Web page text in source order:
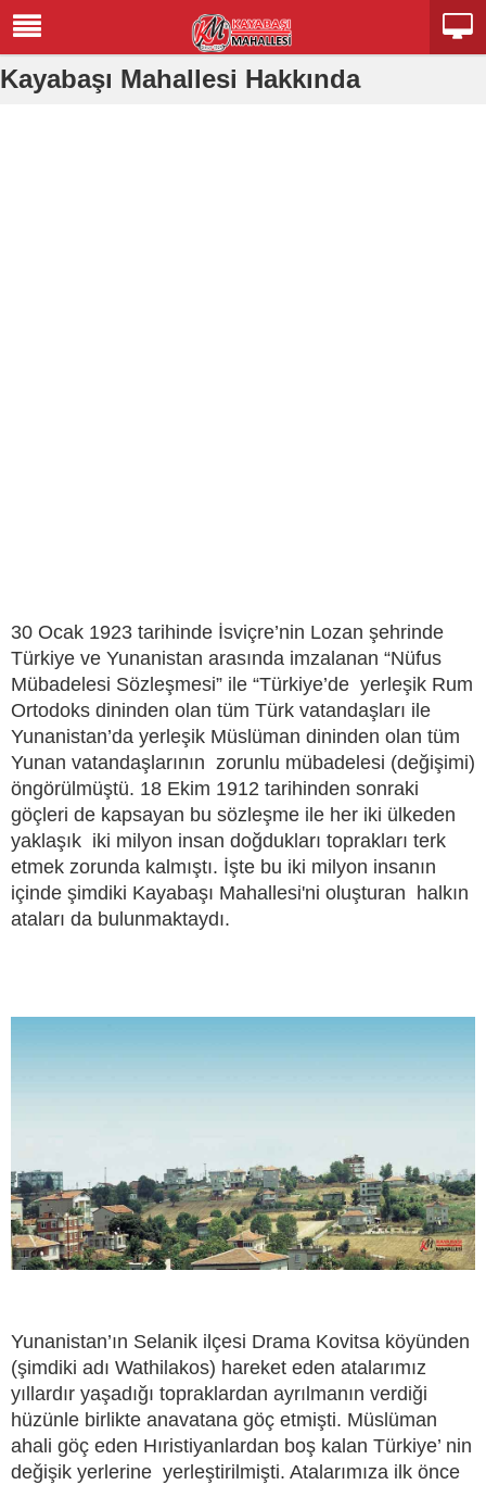
Kayabaşı Mahallesi Hakkında
30 Ocak 1923 tarihinde İsviçre’nin Lozan şehrinde
Türkiye ve Yunanistan arasında imzalanan “Nüfus
Mübadelesi Sözleşmesi” ile “Türkiye’de yerleşik Rum
Ortodoks dininden olan tüm Türk vatandaşları ile
Yunanistan’da yerleşik Müslüman dininden olan tüm
Yunan vatandaşlarının zorunlu mübadelesi (değişimi)
öngörülmüştü. 18 Ekim 1912 tarihinden sonraki
göçleri de kapsayan bu sözleşme ile her iki ülkeden
yaklaşık iki milyon insan doğdukları toprakları terk
etmek zorunda kalmıştı. İşte bu iki milyon insanın
içinde şimdiki Kayabaşı Mahallesi'ni oluşturan halkın
ataları da bulunmaktaydı.
Yunanistan’ın Selanik ilçesi Drama Kovitsa köyünden
(şimdiki adı Wathilakos) hareket eden atalarımız
yıllardır yaşadığı topraklardan ayrılmanın verdiği
hüzünle birlikte anavatana göç etmişti. Müslüman
ahali göç eden Hıristiyanlardan boş kalan Türkiye’ nin
değişik yerlerine yerleştirilmişti. Atalarımıza ilk önce